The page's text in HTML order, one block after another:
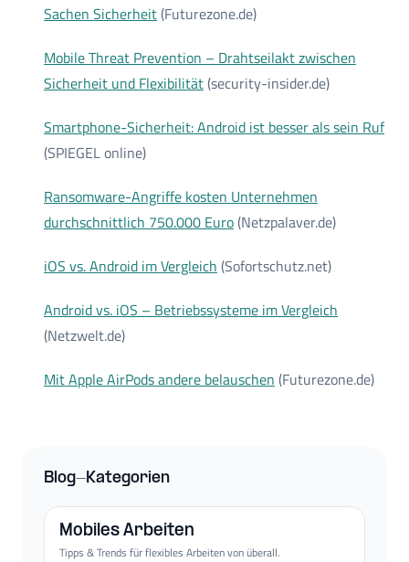
Sachen Sicherheit(Futurezone.de)
Mobile Threat Prevention – Drahtseilakt zwischen
Sicherheit und Flexibilität(security-insider.de)
Smartphone-Sicherheit:Android ist besser als sein Ruf
(SPIEGEL online)
Ransomware-Angriffe kosten Unternehmen
durchschnittlich 750.000 Euro(Netzpalaver.de)
iOS vs. Android im Vergleich (Sofortschutz.net)
Android vs. iOS – Betriebssysteme im Vergleich
(Netzwelt.de)
Mit Apple AirPods andere belauschen (Futurezone.de)
Blog-Kategorien
Mobiles Arbeiten
Tipps & Trends für flexibles Arbeiten von überall.